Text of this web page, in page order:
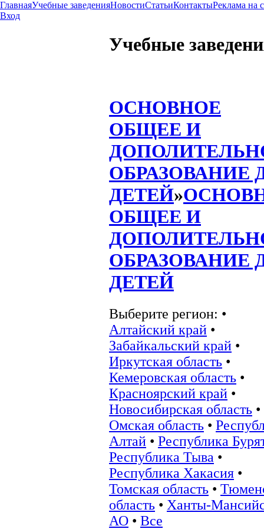
ГлавнаяУчебные заведенияНовостиСтатьиКонтактыРеклама на
Вход
Учебные
ОСНОВНОЕ
ОБЩЕЕ И
ОБРАЗОВАНИЕ
ДЕТЕЙ»
ОБЩЕЕ И
ОБРАЗОВАНИЕ
ДЕТЕЙ
Выберите регион: •
Алтайский край •
Забайкальский край •
Иркутская область •
Кемеровская область •
Красноярский край •
Новосибирская область •
Омская область •
Алтай • Республика
Республика Тыва •
Республика Хакасия •
Томская область •
область • Ханты-
АО • Все